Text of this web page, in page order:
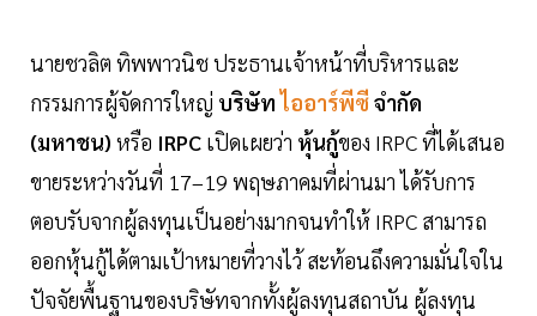
นายชวลิต ทิพพาวนิช ประธานเจ้าหน้าที่บริหารและ
กรรมการผู้จัดการใหญ่ บริษัทไออาร์พีซีจำกัด
(มหาชน) หรือ IRPC เปิดเผยว่า หุ้นกู้ของ IRPC ที่ได้เสนอ
ขายระหว่างวันที่ 17–19 พฤษภาคมที่ผ่านมา ได้รับการ
ตอบรับจากผู้ลงทุนเป็นอย่างมากจนทำให้ IRPC สามารถ
ออกหุ้นกู้ได้ตามเป้าหมายที่วางไว้ สะท้อนถึงความมั่นใจใน
ปัจจัยพื้นฐานของบริษัทจากทั้งผู้ลงทุนสถาบัน ผู้ลงทุน